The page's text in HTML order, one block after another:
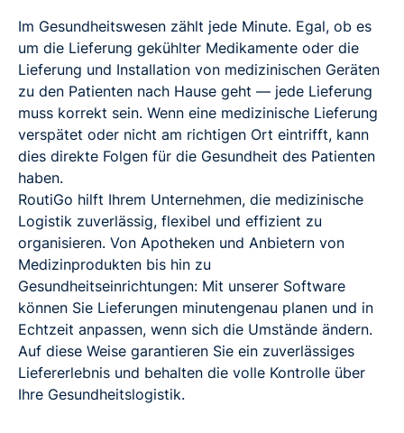
Im Gesundheitswesen zählt jede Minute. Egal, ob es
um die Lieferung gekühlter Medikamente oder die
Lieferung und Installation von medizinischen Geräten
zu den Patienten nach Hause geht — jede Lieferung
muss korrekt sein. Wenn eine medizinische Lieferung
verspätet oder nicht am richtigen Ort eintrifft, kann
dies direkte Folgen für die Gesundheit des Patienten
haben.
RoutiGo hilft Ihrem Unternehmen, die medizinische
Logistik zuverlässig, flexibel und effizient zu
organisieren. Von Apotheken und Anbietern von
Medizinprodukten bis hin zu
Gesundheitseinrichtungen: Mit unserer Software
können Sie Lieferungen minutengenau planen und in
Echtzeit anpassen, wenn sich die Umstände ändern.
Auf diese Weise garantieren Sie ein zuverlässiges
Liefererlebnis und behalten die volle Kontrolle über
Ihre Gesundheitslogistik.